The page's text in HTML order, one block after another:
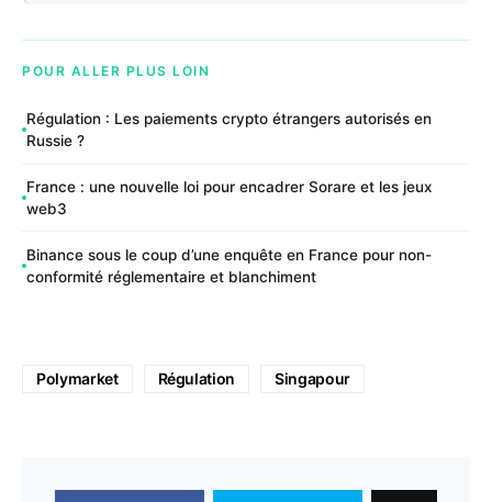
POUR ALLER PLUS LOIN
Régulation : Les paiements crypto étrangers autorisés en
Russie ?
France : une nouvelle loi pour encadrer Sorare et les jeux
web3
Binance sous le coup d’une enquête en France pour non-
conformité réglementaire et blanchiment
Polymarket Régulation Singapour